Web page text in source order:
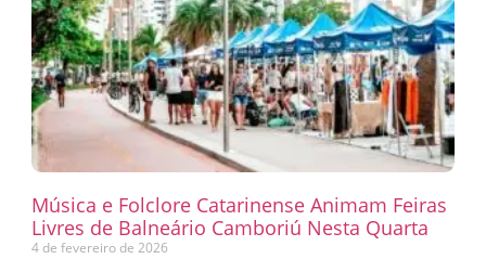
Música e Folclore Catarinense Animam Feiras
Livres de Balneário Camboriú Nesta Quarta
4 de fevereiro de 2026